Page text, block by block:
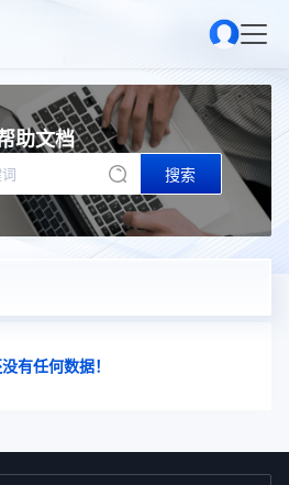
助文档
搜索
有任何数据！